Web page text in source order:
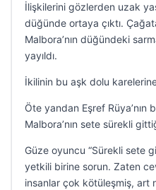
İlişkilerini gözlerden uzak
düğünde ortaya çıktı.
Malbora’nın düğündeki
yayıldı.
İkilinin bu aşk dolu
Öte yandan Eşref Rüya’nın
Malbora’nın sete sürekli
Güze oyuncu “Sürekli sete
yetkili birine sorun. Zaten
insanlar çok kötüleşmiş, art